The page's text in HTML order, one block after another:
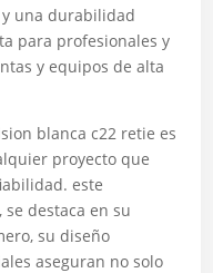
una durabilidad
para profesionales y
y equipos de alta
blanca c22 retie es
proyecto que
este
destaca en su
su diseño
aseguran no solo